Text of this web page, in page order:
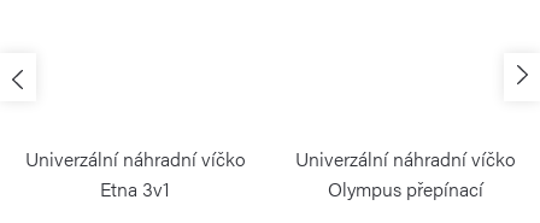
Univerzální náhradní víčko
Etna 3v1
Univerzální náhradní víčko
Olympus přepínací